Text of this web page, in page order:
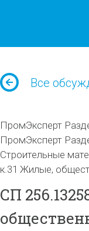
Все
ПромЭксперт
ПромЭксперт
Строительные
к.31 Жилые,
СП